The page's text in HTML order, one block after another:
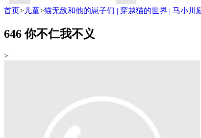
首页> 儿童>猫无敌和他的崽子们 | 穿越猫的世界 | 马小川
646 你不仁我不义
>